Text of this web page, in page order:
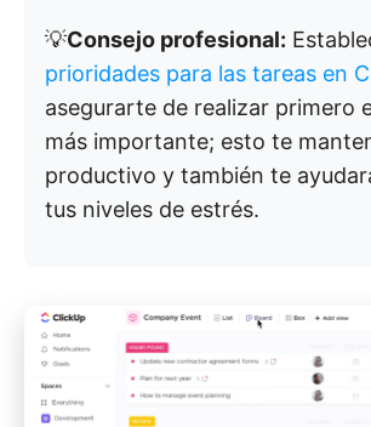
💡Consejo profesional:
prioridades para las tareas en
asegurarte de realizar primero
más importante; esto te
productivo y también te
tus niveles de estrés.